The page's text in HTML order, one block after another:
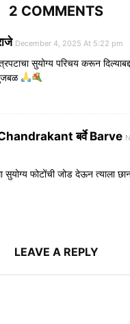
2 COMMENTS
December 4, 2025 At 5:22 pm
सुयोग्य परिचय करून
बर्वे Barve
सुयोग्य फोटोंची जोड देऊन त्याला
LEAVE A REPLY